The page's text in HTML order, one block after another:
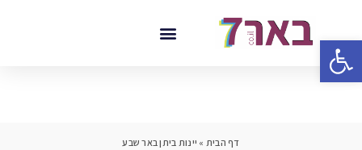
פתח סרגל נגישות
דף הבית » יינות ביתן באר שבע